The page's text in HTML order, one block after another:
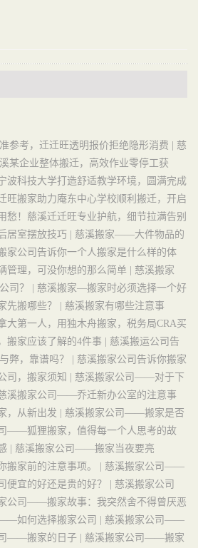
参考，迁迁旺透明报价拒绝隐形消费 | 慈
某企业整体搬迁，高效作业零停工获
波科技大学打造舒适教学环境，圆满完成
旺搬家助力庵东中心学校顺利搬迁，开启
愁！慈溪迁迁旺专业护航，细节拉满告别
室摆放技巧 | 慈溪搬家——大件物品的
家公司告诉你一个人搬家是什么样的体
管理，可没你想的那么简单 | 慈溪搬家
司？ | 慈溪搬家—搬家时必须选择一个好
先搬哪些？ | 慈溪搬家有哪些注意事
第一人，用独木舟搬家，税务局CRA买
搬家应该了解的4件事 | 慈溪搬运公司告
弊，靠谱吗？ | 慈溪搬家公司告诉你搬家
司，搬家须知 | 慈溪搬家公司——对于下
溪搬家公司——乔迁新办公室的注意事
从新出发 | 慈溪搬家公司——搬家是否
——狐狸搬家，值得每一个人思考的故
| 慈溪搬家公司——搬家当夜要亮
搬家前的注意事项。 | 慈溪搬家公司——
便宜的好还是贵的好？ | 慈溪搬家公司
公司——搬家故事：我突然舍不得曾厌恶
如何选择搬家公司 | 慈溪搬家公司——
——搬家的日子 | 慈溪搬家公司——搬家